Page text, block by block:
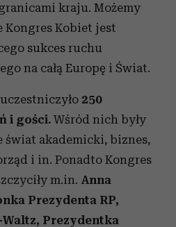
kraju. Możemy
Kongres Kobiet jest
sukces ruchu
na całą Europę i Świat.
250
i gości. Wśród nich były
świat akademicki, biznes,
i in. Ponadto Kongres
m.in. Anna
Prezydenta RP,
Prezydentka